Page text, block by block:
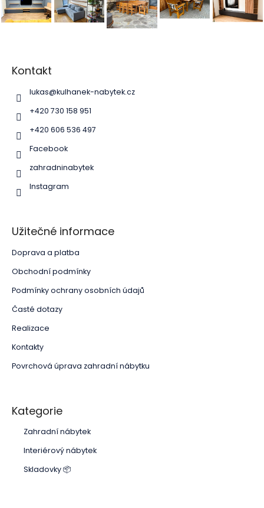
Kontakt
lukas@kulhanek-nabytek.cz
+420 730 158 951
+420 606 536 497
Facebook
zahradninabytek
Instagram
Užitečné informace
Doprava a platba
Obchodní podmínky
Podmínky ochrany osobních údajů
Časté dotazy
Realizace
Kontakty
Povrchová úprava zahradní nábytku
Kategorie
Zahradní nábytek
Interiérový nábytek
Skladovky 📦